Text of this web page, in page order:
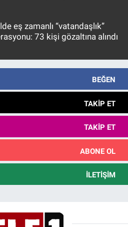
eş zamanlı “vatandaşlık”
73 kişi gözaltına alındı
BEĞEN
TAKIP ET
TAKIP ET
ABONE OL
İLETIŞIM